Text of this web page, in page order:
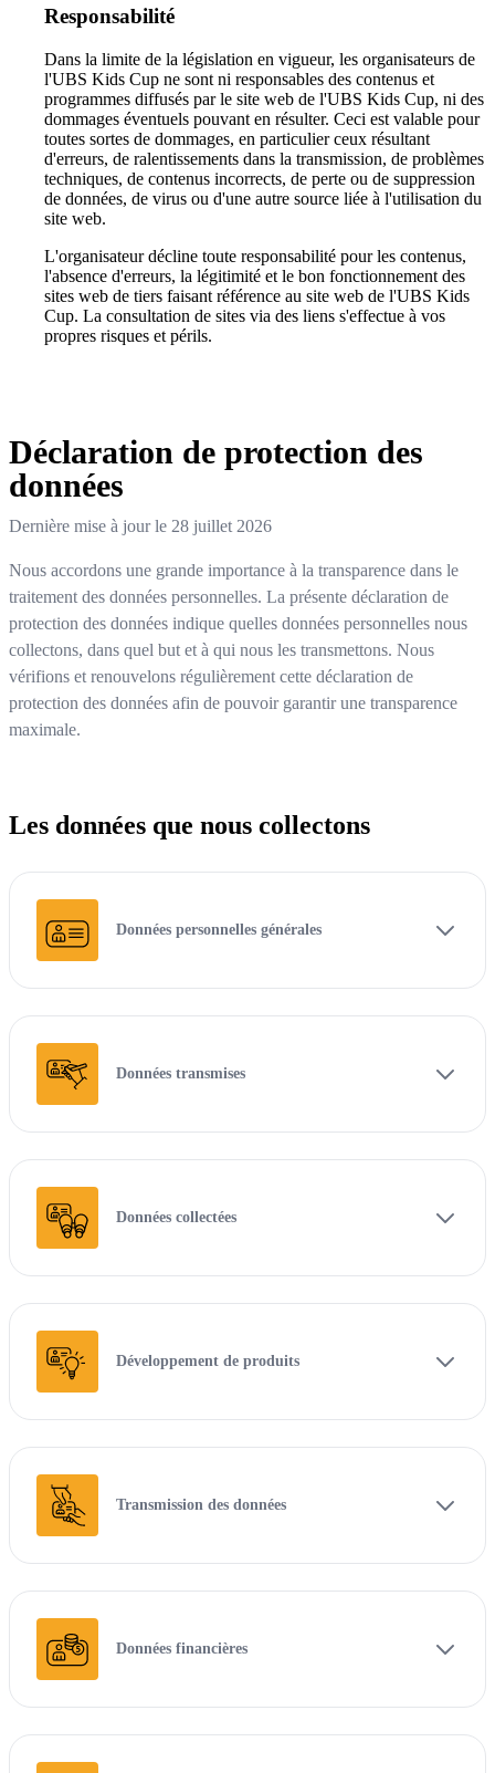
Responsabilité
Dans la limite de la législation en vigueur, les organisateurs de
l'UBS Kids Cup ne sont ni responsables des contenus et
programmes diffusés par le site web de l'UBS Kids Cup, ni des
dommages éventuels pouvant en résulter. Ceci est valable pour
toutes sortes de dommages, en particulier ceux résultant
d'erreurs, de ralentissements dans la transmission, de problèmes
techniques, de contenus incorrects, de perte ou de suppression
de données, de virus ou d'une autre source liée à l'utilisation du
site web.
L'organisateur décline toute responsabilité pour les contenus,
l'absence d'erreurs, la légitimité et le bon fonctionnement des
sites web de tiers faisant référence au site web de l'UBS Kids
Cup. La consultation de sites via des liens s'effectue à vos
propres risques et périls.
Déclaration de protection des
données
Dernière mise à jour le 28 juillet 2026
Nous accordons une grande importance à la transparence dans le
traitement des données personnelles. La présente déclaration de
protection des données indique quelles données personnelles nous
collectons, dans quel but et à qui nous les transmettons. Nous
vérifions et renouvelons régulièrement cette déclaration de
protection des données afin de pouvoir garantir une transparence
maximale.
Les données que nous collectons
Données personnelles générales
Données transmises
Données collectées
Développement de produits
Transmission des données
Données financières